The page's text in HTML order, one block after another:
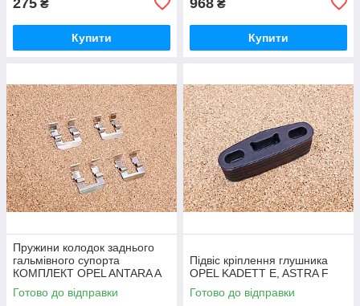
₴
Купити
₴
Купити
Пружини колодок заднього
гальмівного супорта
КОМПЛЕКТ OPEL ANTARA A
(L07) CHEVROLET CAPTIVA
(C100, C140) 2.4 2006.06-
Готово до відправки
Підвіс кріплення глушника
OPEL KADETT E, ASTRA F
Готово до відправки